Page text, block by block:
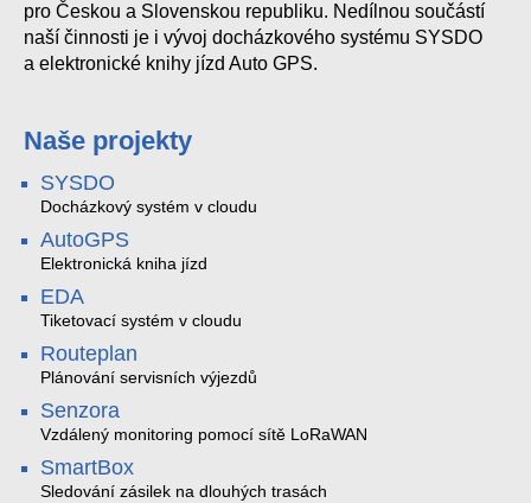
pro Českou a Slovenskou republiku. Nedílnou součástí
naší činnosti je i vývoj docházkového systému SYSDO
a elektronické knihy jízd Auto GPS.
Naše projekty
SYSDO
Docházkový systém v cloudu
AutoGPS
Elektronická kniha jízd
EDA
Tiketovací systém v cloudu
Routeplan
Plánování servisních výjezdů
Senzora
Vzdálený monitoring pomocí sítě LoRaWAN
SmartBox
Sledování zásilek na dlouhých trasách